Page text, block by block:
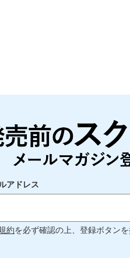
アドレス
約を必ず確認の上、登録ボタンを